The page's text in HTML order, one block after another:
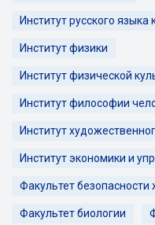
Институт русского языка
Институт физики
Институт физической
Институт философии
Институт
Институт экономики и
Факультет
Факультет биологии